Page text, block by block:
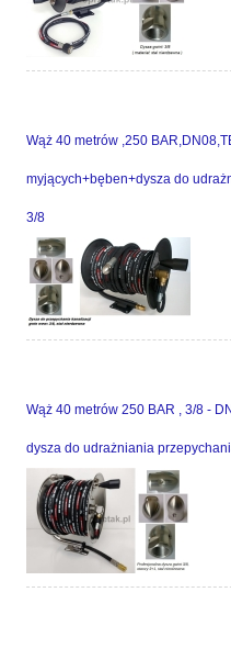
Wąż 40 metrów ,250
myjących+bęben+dysza do
3/8
Wąż 40 metrów 250 BAR , 3/8 -
dysza do udrażniania